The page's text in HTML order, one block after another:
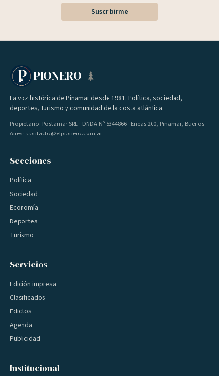
Suscribirme
PIONERO
La voz histórica de Pinamar desde 1981. Política, sociedad,
deportes, turismo y comunidad de la costa atlántica.
Propietario: Postamar SRL · DNDA Nº 5344866 · Eneas 200, Pinamar, Buenos
Aires · contacto@elpionero.com.ar
Secciones
Política
Sociedad
Economía
Deportes
Turismo
Servicios
Edición impresa
Clasificados
Edictos
Agenda
Publicidad
Institucional